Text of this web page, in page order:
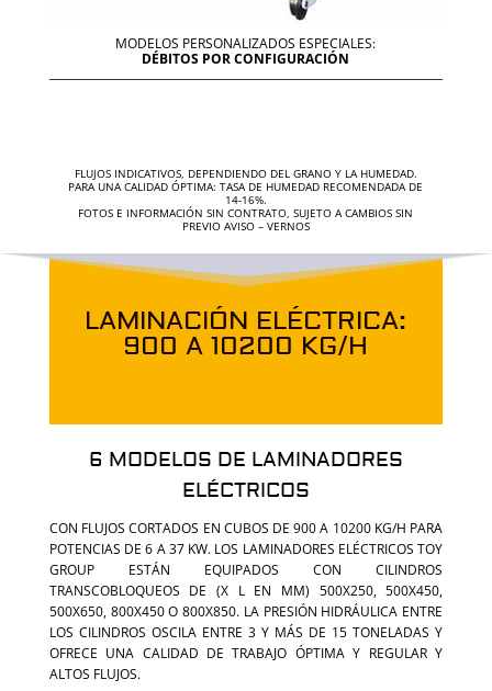
MODELOS PERSONALIZADOS ESPECIALES:
DÉBITOS POR CONFIGURACIÓN
FLUJOS INDICATIVOS, DEPENDIENDO DEL GRANO Y LA HUMEDAD.
PARA UNA CALIDAD ÓPTIMA: TASA DE HUMEDAD RECOMENDADA DE
14-16%.
FOTOS E INFORMACIÓN SIN CONTRATO, SUJETO A CAMBIOS SIN
PREVIO AVISO – VERNOS
LAMINACIÓN ELÉCTRICA:
900 A 10200 KG/H
6 MODELOS DE LAMINADORES
ELÉCTRICOS
CON FLUJOS CORTADOS EN CUBOS DE 900 A 10200 KG/H PARA
POTENCIAS DE 6 A 37 KW. LOS LAMINADORES ELÉCTRICOS TOY
GROUP ESTÁN EQUIPADOS CON CILINDROS
TRANSCOBLOQUEOS DE (X L EN MM) 500X250, 500X450,
500X650, 800X450 O 800X850. LA PRESIÓN HIDRÁULICA ENTRE
LOS CILINDROS OSCILA ENTRE 3 Y MÁS DE 15 TONELADAS Y
OFRECE UNA CALIDAD DE TRABAJO ÓPTIMA Y REGULAR Y
ALTOS FLUJOS.